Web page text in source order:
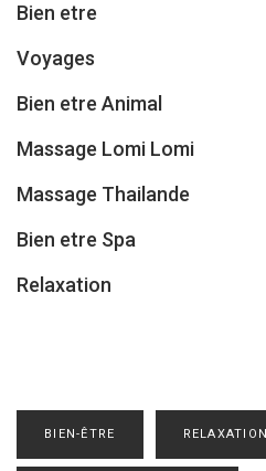
Bien etre
Voyages
Bien etre Animal
Massage Lomi Lomi
Massage Thailande
Bien etre Spa
Relaxation
BIEN-ÊTRE RELAXATION